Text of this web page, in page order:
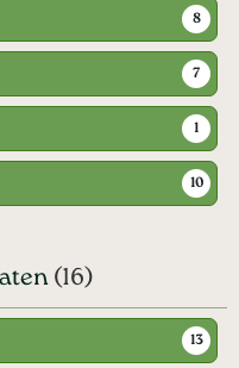
8
7
1
10
(16)
13